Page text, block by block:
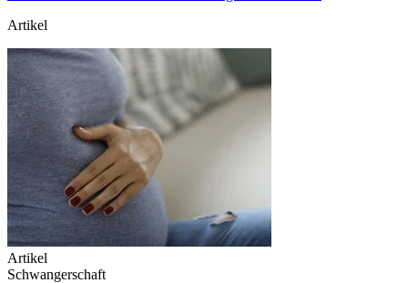
Artikel
Artikel
Schwangerschaft